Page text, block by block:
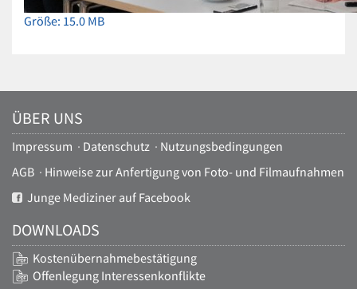
Zeige
Größe…
Größe: 15.0 MB
ÜBER UNS
Impressum · Datenschutz · Nutzungsbedingungen
AGB · Hinweise zur Anfertigung von Foto- und Filmaufnahmen
Junge Mediziner auf Facebook
DOWNLOADS
Kostenübernahmebestätigung
Offenlegung Interessenkonflikte